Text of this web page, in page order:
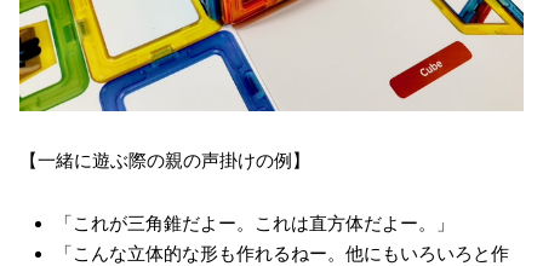
【一緒に遊ぶ際の親の声掛けの例】
「これが三角錐だよー。これは直方体だよー。」
「こんな立体的な形も作れるねー。他にもいろいろと作